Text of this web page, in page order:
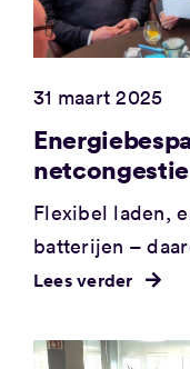
31 maart 2025
netcongestie
Flexibel laden,
batterijen –
Lees verder